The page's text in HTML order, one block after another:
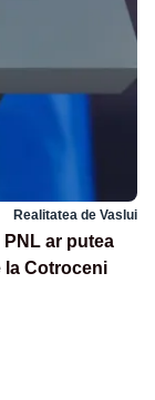
Realitatea de Vaslui
ar putea
la Cotroceni